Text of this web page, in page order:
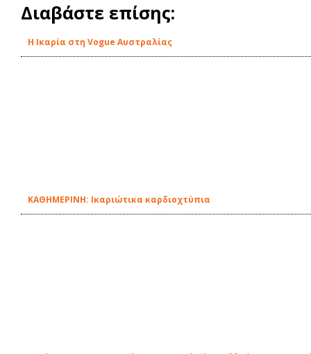
Διαβάστε επίσης:
Η Ικαρία στη Vogue Αυστραλίας
ΚΑΘΗΜΕΡΙΝΗ: Ικαριώτικα καρδιοχτύπια